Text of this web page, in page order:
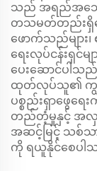
သည် အရည်အသွေ
တသမတ်တည်းရှိသ
ဖောက်သည်များ၊
ရေးလုပ်ငန်းရှင်
ပေးဆောင်ပါသ
ထုတ်လုပ်သူ၏ ကျွ
ပစ္စည်းရှာဖွေရ
တည်တံ့မှုနှင့် အလှ
အဆင့်မြင့် သစ်သာ
ကို ရယူနိုင်စေပါ